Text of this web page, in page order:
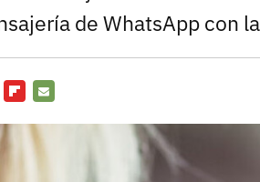
de WhatsApp con
mail